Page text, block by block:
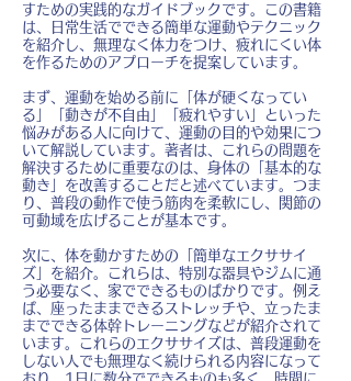
すための実践的なガイドブックです。この書籍
は、日常生活でできる簡単な運動やテクニック
を紹介し、無理なく体力をつけ、疲れにくい体
を作るためのアプローチを提案しています。
まず、運動を始める前に「体が硬くなってい
る」「動きが不自由」「疲れやすい」といった
悩みがある人に向けて、運動の目的や効果につ
いて解説しています。著者は、これらの問題を
解決するために重要なのは、身体の「基本的な
動き」を改善することだと述べています。つま
り、普段の動作で使う筋肉を柔軟にし、関節の
可動域を広げることが基本です。
次に、体を動かすための「簡単なエクササイ
ズ」を紹介。これらは、特別な器具やジムに通
う必要なく、家でできるものばかりです。例え
ば、座ったままできるストレッチや、立ったま
までできる体幹トレーニングなどが紹介されて
います。これらのエクササイズは、普段運動を
しない人でも無理なく続けられる内容になって